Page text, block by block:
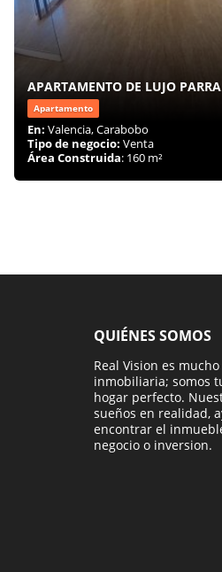
APARTAMENTO DE LUJO
Apartamento
En: Valencia, Carabobo
Tipo de negocio: Venta
Área Construida: 160 m²
QUIÉNES SOMOS
Real Vision es
inmobiliaria; somos
hogar perfecto.
sueños en realidad,
encontrar el
negocio o inversion.